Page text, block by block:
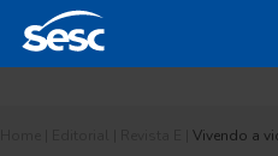
Vivendo a